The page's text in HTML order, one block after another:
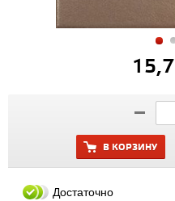
В КОРЗИНУ
Достаточно